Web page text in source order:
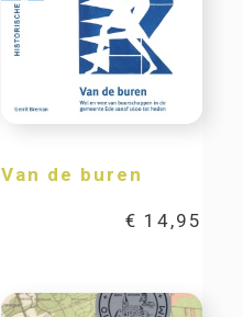
Van de buren
€ 14,95